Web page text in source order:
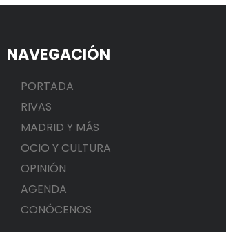
NAVEGACIÓN
PORTADA
RIVAS
MADRID Y MÁS
OCIO Y CULTURA
OPINIÓN
AGENDA
CONÓCENOS